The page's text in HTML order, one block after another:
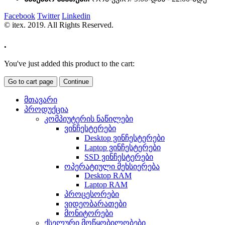
Facebook Twitter Linkedin
© itex. 2019. All Rights Reserved.
.
You've just added this product to the cart:
Go to cart page Continue
მთავარი
პროდუქცია
კომპიუტერის ნაწილები
ვინჩესტერები
Desktop ვინჩესტერები
Laptop ვინჩესტერები
SSD ვინჩესტერები
ოპერატიული მეხსიერება
Desktop RAM
Laptop RAM
პროცესორები
ვიდეობარათები
მონიტორები
ქსელური მოწყობილობები